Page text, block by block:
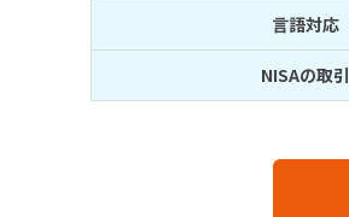
言語対応
NISAの取引